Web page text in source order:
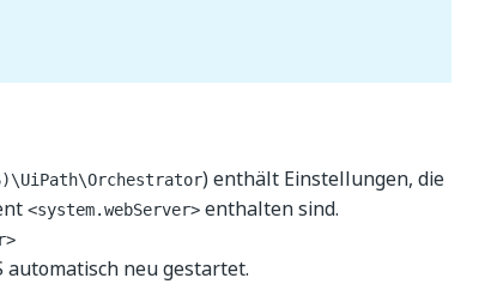
) enthält Einstellungen, die
<system.webServer> enthalten sind.
automatisch neu gestartet.